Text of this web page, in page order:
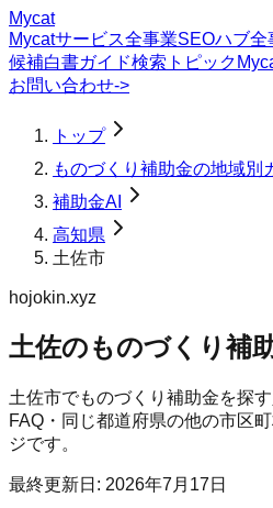
Mycat
Mycatサービス全事業SEOハブ全
候補白書ガイド検索トピック
お問い合わせ->
トップ
ものづくり補助金の地域別
補助金AI
高知県
土佐市
hojokin.xyz
土佐のものづくり補
土佐市でものづくり補助金を探
FAQ・同じ都道府県の他の市区
ジです。
最終更新日: 2026年7月17日